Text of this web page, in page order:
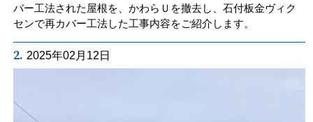
バー工法された屋根を、かわらＵを撤去し、石付板金ヴィク
センで再カバー工法した工事内容をご紹介します。
2. 2025年02月12日